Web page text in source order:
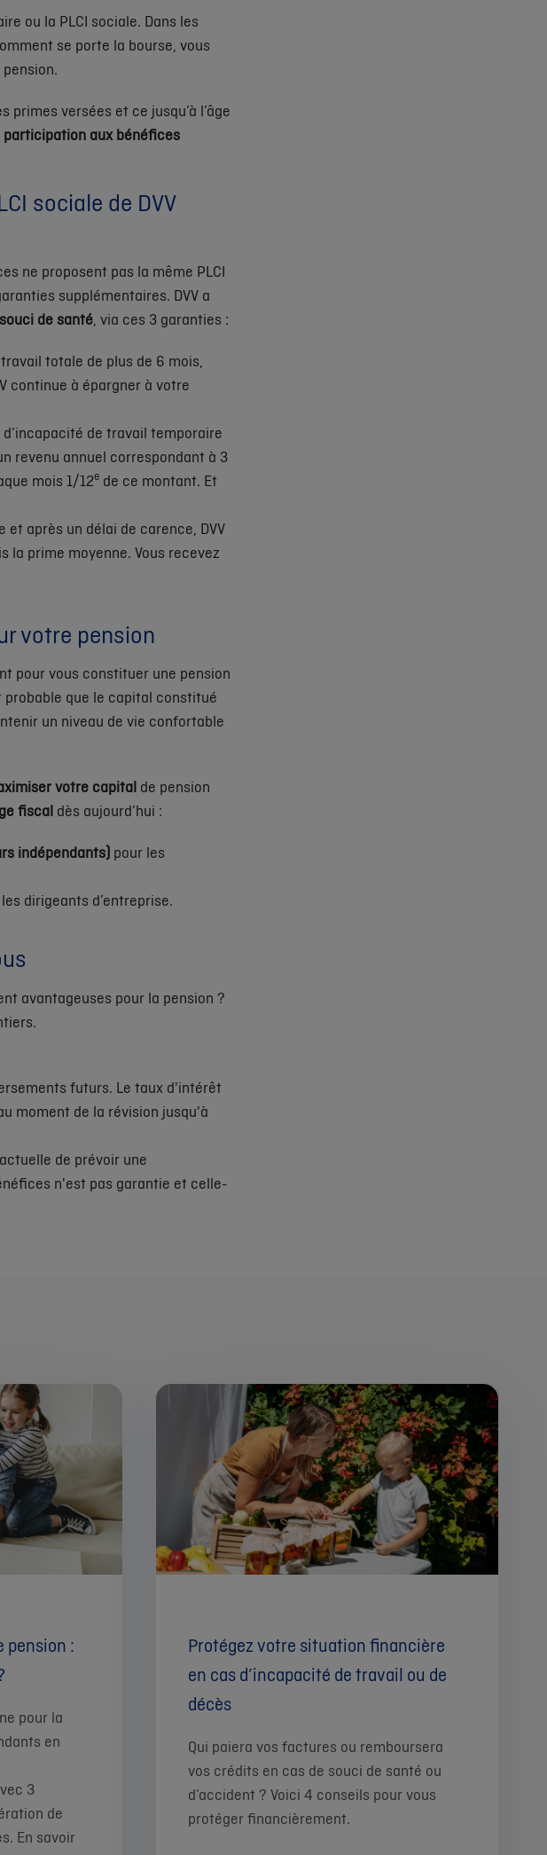
ou la PLCI sociale. Dans les
se porte la bourse, vous
primes versées et ce jusqu’à l’âge
participation aux bénéfices
sociale de DVV
ne proposent pas la même PLCI
supplémentaires. DVV a
souci de santé , via ces 3 garanties :
totale de plus de 6 mois,
continue à épargner à votre
d’incapacité de travail temporaire
revenu annuel correspondant à 3
mois 1/12e de ce montant. Et
et après un délai de carence, DVV
la prime moyenne. Vous recevez
votre pension
pour vous constituer une pension
que le capital constitué
un niveau de vie confortable
votre capital de pension
fiscal dès aujourd’hui :
indépendants) pour les
dirigeants d’entreprise.
avantageuses pour la pension ?
futurs. Le taux d'intérêt
moment de la révision jusqu'à
de prévoir une
n'est pas garantie et celle-
pension :
pour la
en
3
de
En savoir
Protégez votre situation financière
en cas d’incapacité de travail ou de
décès
Qui paiera vos factures ou remboursera
vos crédits en cas de souci de santé ou
d’accident ? Voici 4 conseils pour vous
protéger financièrement.